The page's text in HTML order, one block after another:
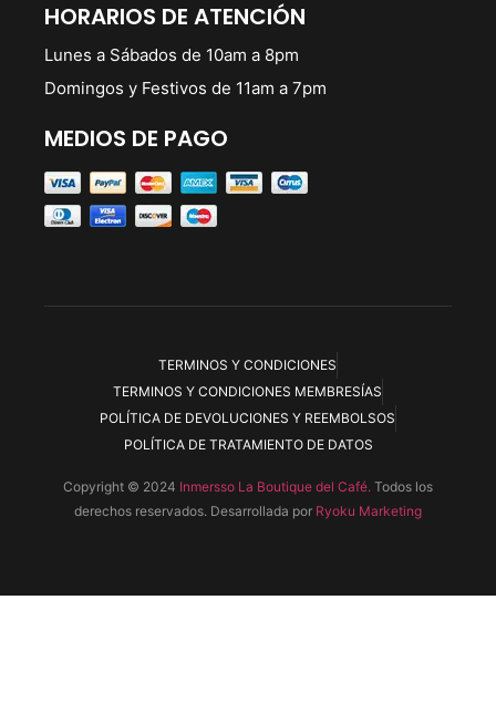
HORARIOS DE ATENCIÓN
Lunes a Sábados de 10am a 8pm
Domingos y Festivos de 11am a 7pm
MEDIOS DE PAGO
TERMINOS Y CONDICIONES
TERMINOS Y CONDICIONES MEMBRESÍAS
POLÍTICA DE DEVOLUCIONES Y REEMBOLSOS
POLÍTICA DE TRATAMIENTO DE DATOS
Copyright © 2024 Inmersso La Boutique del Café. Todos los
derechos reservados. Desarrollada por Ryoku Marketing